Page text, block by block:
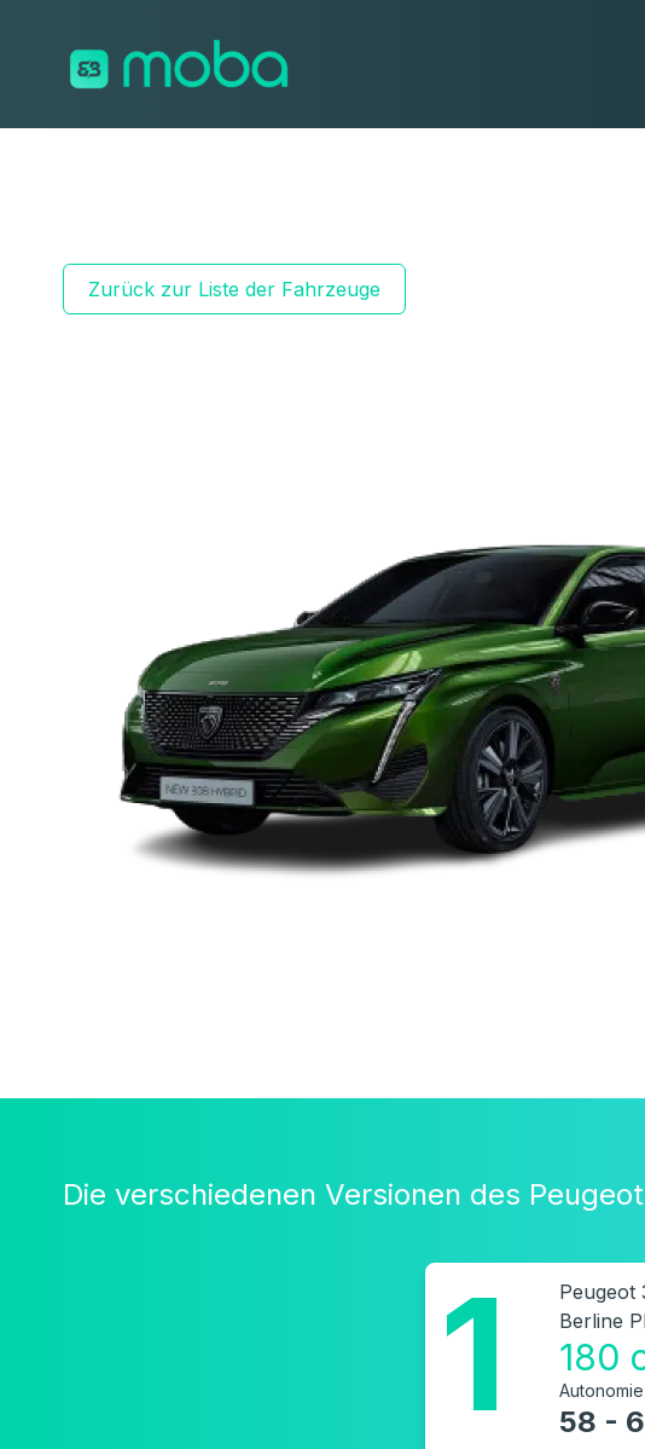
Zurück zur Liste der Fahrzeuge
Die verschiedenen Versionen des
1
Peugeot
Berline
180
58 -